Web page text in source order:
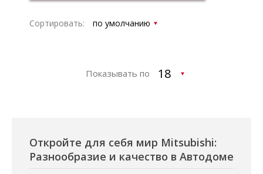
Сортировать:
Показывать по
Откройте для себя мир Mitsubishi:
Разнообразие и качество в Автодоме